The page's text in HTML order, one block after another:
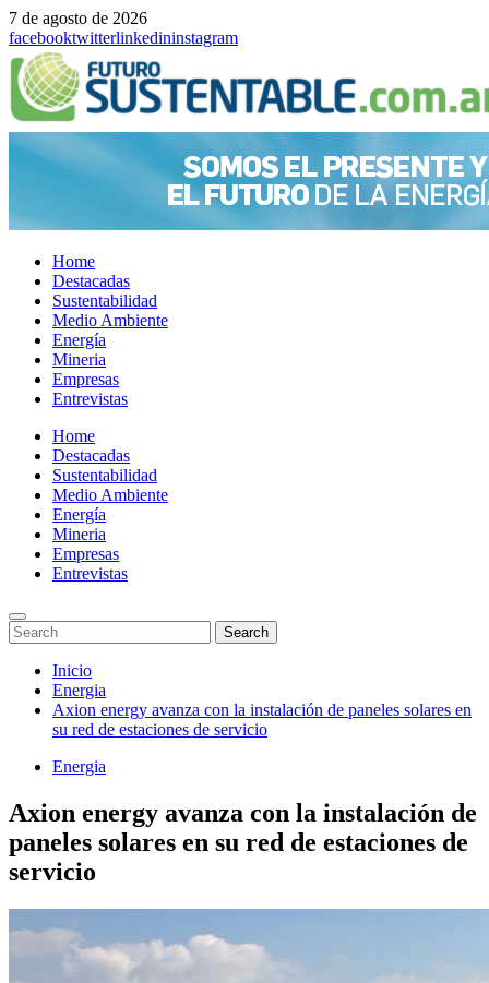
7 de agosto de 2026
facebooktwitterlinkedininstagram
Home
Destacadas
Sustentabilidad
Medio Ambiente
Energía
Mineria
Empresas
Entrevistas
Menu
Home
Destacadas
Sustentabilidad
Medio Ambiente
Energía
Mineria
Empresas
Entrevistas
Enter
Keyword
Search
for:
Search
Search
Saltar
contenido
Inicio
Energia
Axion energy avanza con la instalación de paneles solares en
su red de estaciones de servicio
Energia
Axion energy avanza con la instalación de
paneles solares en su red de estaciones de
servicio